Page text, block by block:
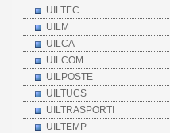
UILTEC
UILM
UILCA
UILCOM
UILPOSTE
UILTUCS
UILTRASPORTI
UILTEMP